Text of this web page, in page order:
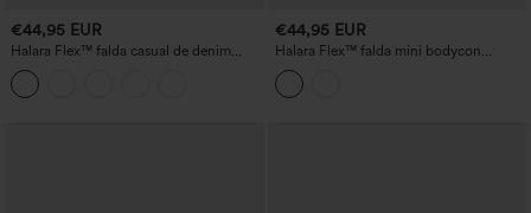
€44,95 EUR
Halara Flex™ falda casual de denim
lavado con cintura alta y bolsillos
€44,95 EUR
Halara Flex™ falda mini bodycon
cruzada de talle alto con bolsillos en
denim lavado, estilo casual